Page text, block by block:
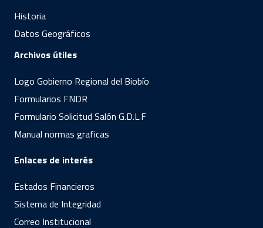
Historia
Datos Geográficos
Archivos útiles
Logo Gobierno Regional del Biobío
Formularios FNDR
Formulario Solicitud Salón G.D.L.F
Manual normas graficas
Enlaces de interés
Estados Financieros
Sistema de Integridad
Correo Institucional